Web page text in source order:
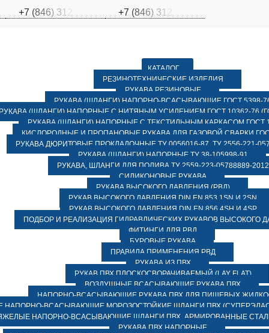
+7 (846) 31 +7 (846) 31
КАТАЛОГ
РЕЗИНОТЕХНИЧЕСКИЕ ИЗДЕЛИЯ
РУКАВА РЕЗИНОВЫЕ
РУКАВА (ШЛАНГИ) НАПОРНО-ВСАСЫВАЮЩИЕ ГОСТ 5398-
(ШЛАНГИ) НАПОРНЫЕ С НИТЯНЫМ УСИЛЕНИЕМ ГОСТ 10362-76
РУКАВА (ШЛАНГИ) НАПОРНЫЕ С ТЕКСТИЛЬНЫМ КАРКАСОМ ГОСТ
КИСЛОРОДНЫЕ И ПРОПАНОВЫЕ РУКАВА ДЛЯ ГАЗОВОЙ СВАРКИ
РУКАВА ДЮРИТОВЫЕ ПРОКЛАДОЧНЫЕ ТУ 0056016-87, ТУ 2556-221-
РУКАВА (ШЛАНГИ) НАПОРНЫЕ ТУ 38-105998-91
РУКАВА, ШЛАНГИ ДЛЯ ПОЛИВА ТУ 2559-223-05788889-2012
СИЛИКОНОВЫЕ РУКАВА
РУКАВА ВЫСОКОГО ДАВЛЕНИЯ (РВД)
РУКАВ ВЫСОКОГО ДАВЛЕНИЯ DIN EN 853 1SN И 2SN
РУКАВ ВЫСОКОГО ДАВЛЕНИЯ DIN EN 856 4SH И 4SP
ПОДБОР И РЕАЛИЗАЦИЯ ГИДРАВЛИЧЕСКИХ РУКАВОВ ВЫСОКОГО
ФИТИНГИ ДЛЯ РВД
БУРОВЫЕ РУКАВА
ПРАВИЛА ПРИМЕНЕНИЯ РВД
РУКАВА ИЗ ПВХ
РУКАВ ПВХ ПЛОСКОСВОРАЧИВАЕМЫЙ (LAY FLAT)
ВОЗДУШНЫЕ ВСАСЫВАЮЩИЕ РУКАВА ПВХ
НАПОРНО-ВСАСЫВАЮЩИЕ РУКАВА ПВХ ДЛЯ ПИЩЕВЫХ
НАПОРНО-ВСАСЫВАЮЩИЕ МОРОЗОСТОЙКИЕ ШЛАНГИ ПВХ
НАПОРНО-ВСАСЫВАЮЩИЕ ШЛАНГИ ПВХ, АРМИРОВАННЫЕ
РУКАВА ПВХ НАПОРНЫЕ